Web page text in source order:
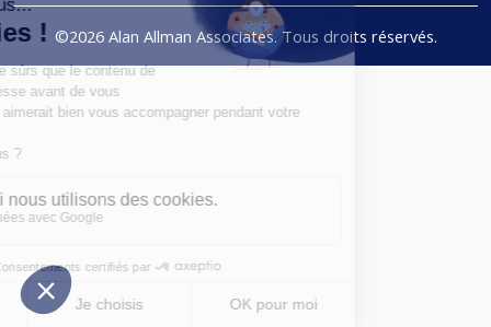
©2026 Alan Allman Associates. Tous droits réservés.